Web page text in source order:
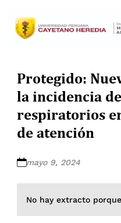
Protegido:
la incidencia
respiratorios
de atención
mayo 9, 2024
No hay extracto